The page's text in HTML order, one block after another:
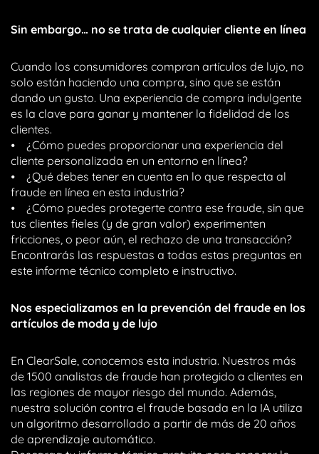
Sin embargo… no se trata de cualquier cliente en línea
Cuando los consumidores compran artículos de lujo, no
solo están haciendo una compra, sino que se están
dando un gusto. Una experiencia de compra indulgente
es la clave para ganar y mantener la fidelidad de los
clientes.
⦁ ¿Cómo puedes proporcionar una experiencia del
cliente personalizada en un entorno en línea?
⦁ ¿Qué debes tener en cuenta en lo que respecta al
fraude en línea en esta industria?
⦁ ¿Cómo puedes protegerte contra ese fraude, sin que
tus clientes fieles (y de gran valor) experimenten
fricciones, o peor aún, el rechazo de una transacción?
Encontrarás las respuestas a todas estas preguntas en
este informe técnico completo e instructivo.
Nos especializamos en la prevención del fraude en los
artículos de moda y de lujo
En ClearSale, conocemos esta industria. Nuestros más
de 1500 analistas de fraude han protegido a clientes en
las regiones de mayor riesgo del mundo. Además,
nuestra solución contra el fraude basada en la IA utiliza
un algoritmo desarrollado a partir de más de 20 años
de aprendizaje automático.